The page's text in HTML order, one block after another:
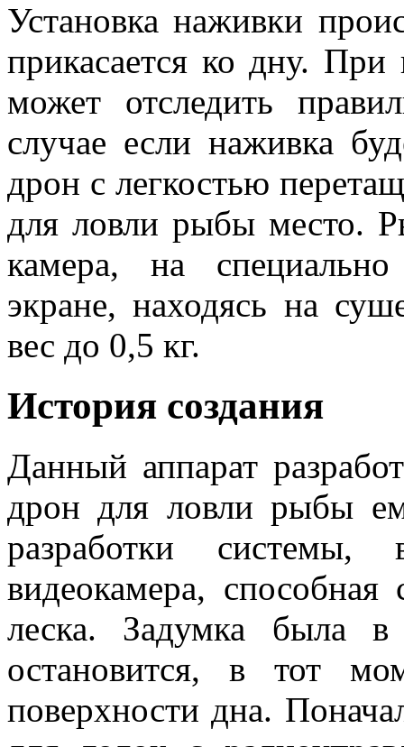
Установка наживки
прикасается ко дну.
может отследить
случае если наживка
дрон с легкостью
для ловли рыбы место.
камера, на
экране, находясь на
вес до 0,5 кг.
История создания
Данный аппарат
дрон для ловли рыбы
разработки
видеокамера,
леска. Задумка была
остановится, в тот
поверхности дна.